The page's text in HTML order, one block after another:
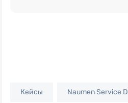
Кейсы Naumen Service